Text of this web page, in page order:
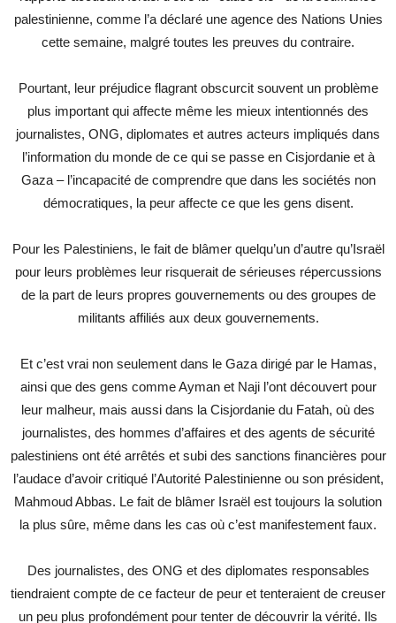
palestinienne, comme l’a déclaré une agence des Nations Unies
cette semaine, malgré toutes les preuves du contraire.
Pourtant, leur préjudice flagrant obscurcit souvent un problème
plus important qui affecte même les mieux intentionnés des
journalistes, ONG, diplomates et autres acteurs impliqués dans
l’information du monde de ce qui se passe en Cisjordanie et à
Gaza – l’incapacité de comprendre que dans les sociétés non
démocratiques, la peur affecte ce que les gens disent.
Pour les Palestiniens, le fait de blâmer quelqu’un d’autre qu’Israël
pour leurs problèmes leur risquerait de sérieuses répercussions
de la part de leurs propres gouvernements ou des groupes de
militants affiliés aux deux gouvernements.
Et c’est vrai non seulement dans le Gaza dirigé par le Hamas,
ainsi que des gens comme Ayman et Naji l’ont découvert pour
leur malheur, mais aussi dans la Cisjordanie du Fatah, où des
journalistes, des hommes d’affaires et des agents de sécurité
palestiniens ont été arrêtés et subi des sanctions financières pour
l’audace d’avoir critiqué l’Autorité Palestinienne ou son président,
Mahmoud Abbas. Le fait de blâmer Israël est toujours la solution
la plus sûre, même dans les cas où c’est manifestement faux.
Des journalistes, des ONG et des diplomates responsables
tiendraient compte de ce facteur de peur et tenteraient de creuser
un peu plus profondément pour tenter de découvrir la vérité. Ils